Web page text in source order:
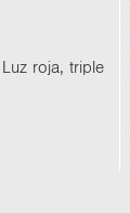
Luz roja, tri­ple